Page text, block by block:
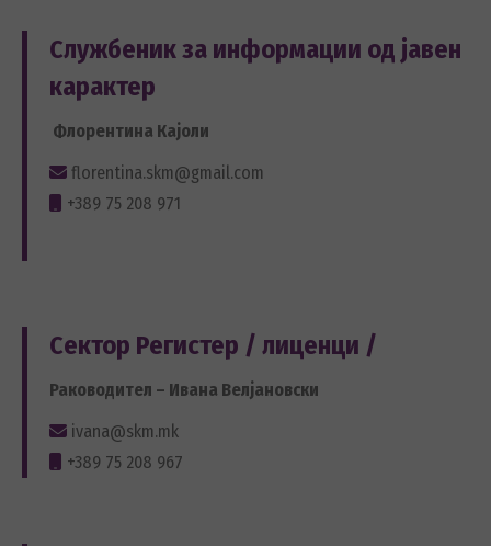
Службеник за информации од јавен
карактер
Флорентина Кајоли
florentina.skm@gmail.com
+389 75 208 971
Сектор Регистер / лиценци /
Раководител – Ивана Велјановски
ivana@skm.mk
+389 75 208 967